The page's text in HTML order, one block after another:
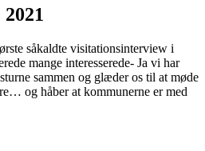
såkaldte visitationsinterview i
mange interesserede- Ja vi har
sammen og glæder os til at møde
og håber at kommunerne er med